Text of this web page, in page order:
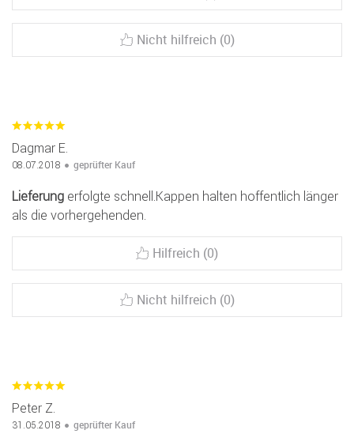
Nicht hilfreich (0)
Dagmar E.
08.07.2018 geprüfter Kauf
Lieferung erfolgte schnell.Kappen halten hoffentlich länger
als die vorhergehenden.
Hilfreich (0)
Nicht hilfreich (0)
Peter Z.
31.05.2018 geprüfter Kauf